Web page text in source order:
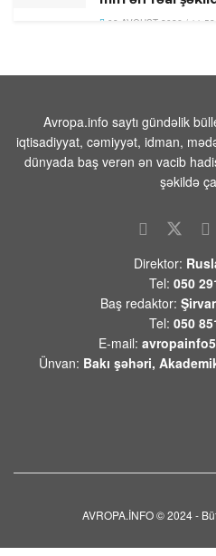
08 AVQUST 2026 / 11:58
maddə ələ
Tehranın buna
lazım gələrsə,
08 AVQUST 2026 / 11:19
düşdü
Pasinyan -
“Qarabağ
qayıtması” kimi
etdirməmək
08 AVQUST 2026 / 10:54
ziddiyyətləri bir
Avropa.info saytı gündəlik
iqtisadiyyat, cəmiyyət, idman,
dünyada baş verən ən vacib
şəkildə
Direktor:
Tel: 050
Baş redaktor:
Tel: 050
E-mail:
Ünvan: Bakı şəhəri,
AVROPA.İNFO © 2024 -